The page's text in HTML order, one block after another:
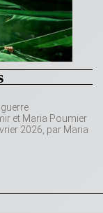
et Maria Poumier
2026, par Maria